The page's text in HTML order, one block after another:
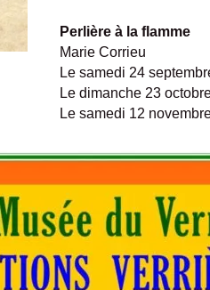
Perlière à la flamme
Marie Corrieu
Le samedi 24
Le dimanche 23
Le samedi 12